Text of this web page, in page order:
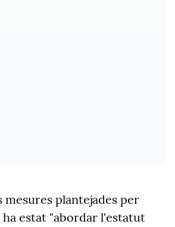
mesures plantejades per
ha estat "abordar l'estatut